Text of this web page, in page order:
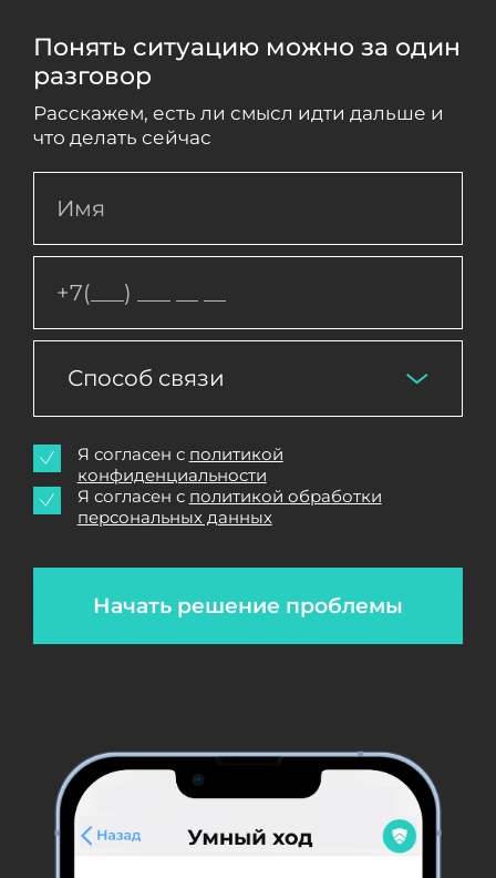
Понять ситуацию можно за один
разговор
Расскажем, есть ли смысл идти дальше и
что делать сейчас
Способ связи
Начать решение проблемы
Я согласен с политикой
конфиденциальности
Я согласен с политикой обработки
персональных данных